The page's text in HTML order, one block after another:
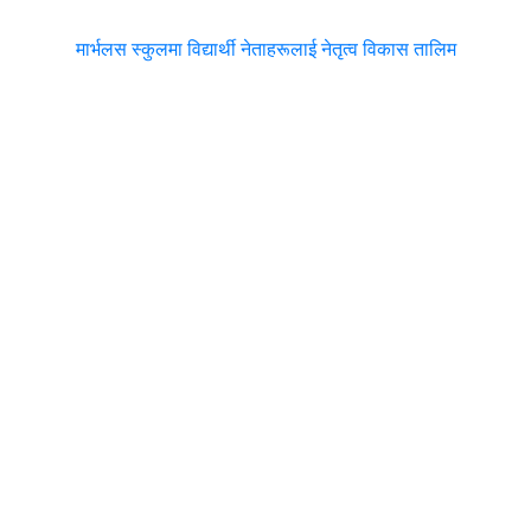
मार्भलस स्कुलमा विद्यार्थी नेताहरूलाई नेतृत्व विकास तालिम